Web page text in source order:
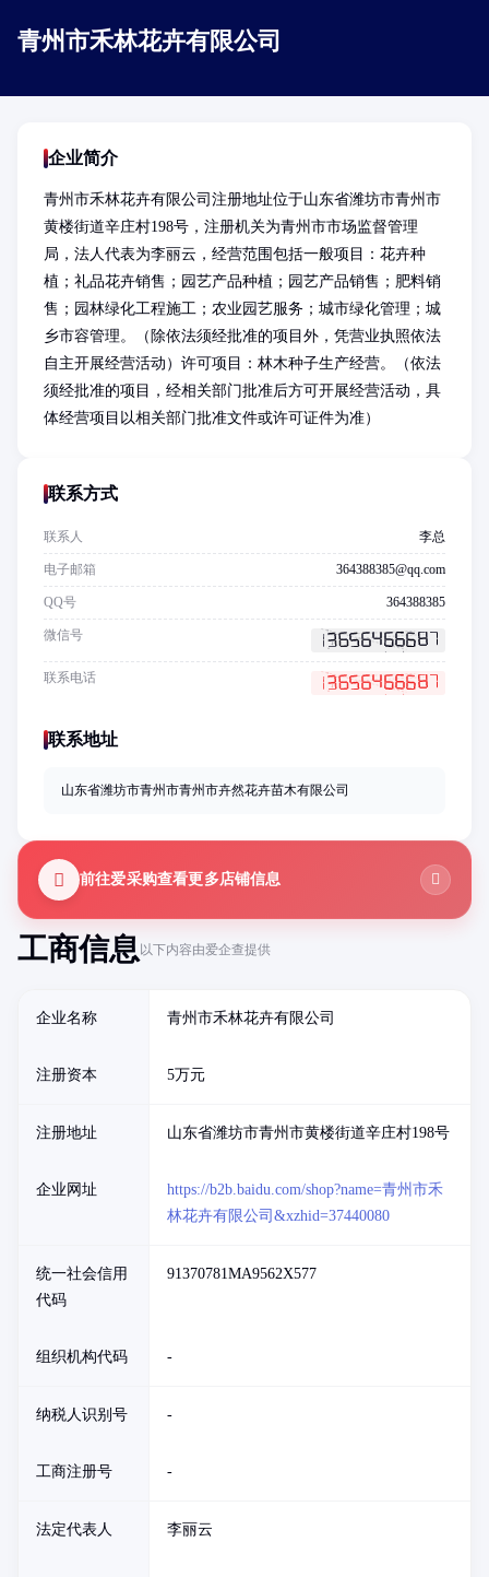
青州市禾林花卉有限公司
工商信息以下内容由爱企查提供
企业名称 青州市禾林花卉有限公司
注册资本 5万元
注册地址 山东省潍坊市青州市黄楼街道辛庄村198号
企业网址
https://b2b.baidu.com/shop?name=青州市禾
林花卉有限公司&xzhid=37440080
统一社会信用
代码
91370781MA9562X577
组织机构代码 -
纳税人识别号 -
工商注册号 -
法定代表人 李丽云
企业简介
青州市禾林花卉有限公司注册地址位于山东省潍坊市青州市
黄楼街道辛庄村198号，注册机关为青州市市场监督管理
局，法人代表为李丽云，经营范围包括一般项目：花卉种
植；礼品花卉销售；园艺产品种植；园艺产品销售；肥料销
售；园林绿化工程施工；农业园艺服务；城市绿化管理；城
乡市容管理。（除依法须经批准的项目外，凭营业执照依法
自主开展经营活动）许可项目：林木种子生产经营。（依法
须经批准的项目，经相关部门批准后方可开展经营活动，具
体经营项目以相关部门批准文件或许可证件为准）
联系方式
联系人 李总
电子邮箱 364388385@qq.com
QQ号 364388385
微信号
联系电话
联系地址
山东省潍坊市青州市青州市卉然花卉苗木有限公司
前往爱采购查看更多店铺信息